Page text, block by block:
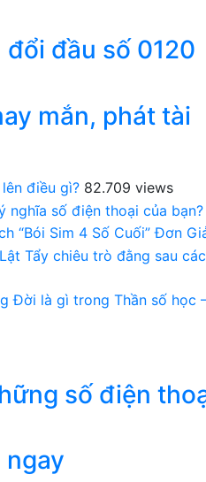
đầu số 0120
mắn, phát tài
điều gì? 82.709 views
nghĩa số điện thoại của
“Bói Sim 4 Số Cuối” Đơn
Lật Tẩy chiêu trò đằng sau
Đời là gì trong Thần số học
số điện
ngay